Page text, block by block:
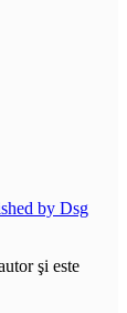
by Dsg
şi este